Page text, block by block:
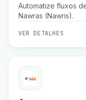
Automatize fluxos
Nawras (Nawris).
VER DETALHES